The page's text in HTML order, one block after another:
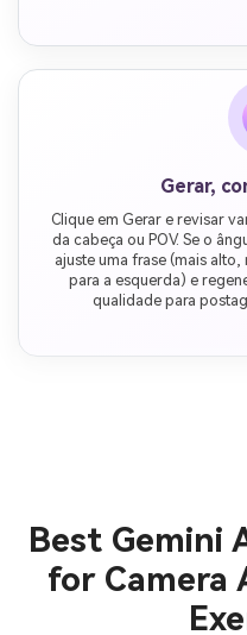
Gerar,
Clique em Gerar e revisar
da cabeça ou POV. Se o
ajuste uma frase (mais
para a esquerda) e
qualidade para
Best Gemini
for Camera